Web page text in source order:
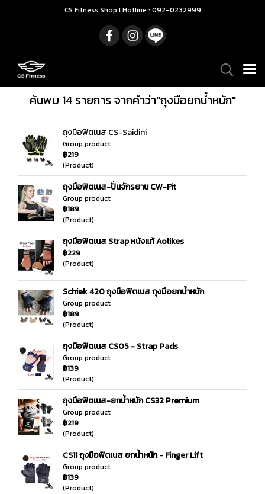
CS Fitness Shop l Hotline : 092-0232999
ค้นพบ 14 รายการ จากคำว่า"ถุงมือยกน้ำหนัก"
ถุงมือฟิตเนส CS-Saidini
Group product
฿219
(Product)
ถุงมือฟิตเนส-ปั่นจักรยาน CW-Fit
Group product
฿189
(Product)
ถุงมือฟิตเนส Strap หนังแท้ Aolikes
฿229
(Product)
Schiek 420 ถุงมือฟิตเนส ถุงมือยกน้ำหนัก
Group product
฿189
(Product)
ถุงมือฟิตเนส CS05 - Strap Pads
Group product
฿139
(Product)
ถุงมือฟิตเนส-ยกน้ำหนัก CS32 Premium
Group product
฿219
(Product)
CS11 ถุงมือฟิตเนส ยกน้ำหนัก - Finger Lift
Group product
฿139
(Product)